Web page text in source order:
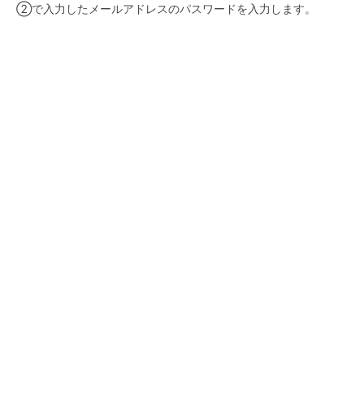
②で入力したメールアドレスのパスワードを入力します。